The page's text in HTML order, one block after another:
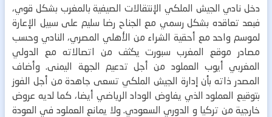
دخل نادي الجيش الملكي الإنتقالات الصيفية بالمغرب بشكل قوي،
فبعد تعاقده بشكل رسمي مع الجناح رضا سليم على سبيل الإعارة
لموسم واحد مع أحقية الشراء من الأهلي المصري، النادي وحسب
مصادر موقع المغرب سبورت يكثف من اتصالاته مع الدولي
المغربي أيوب العملود من أجل تدعيم الجهة اليمنى.وأضاف
المصدر ذاته بأن إدارة الجيش الملكي تسعى جاهدة من أجل الفوز
بتوقيع العملود الذي يفاوض الوداد الرياضي أيضا، كما لديه عروض
خارجية من تركيا و الدوري السعودي. ولا يمانع العملود في العودة